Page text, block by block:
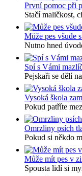
První pomoc při
Stačí maličkost,
Může pes všude
Nutno hned
Spí s Vámi
Pejskaři se dělí
Vysoká škola
Pokud patříte
Omrzliny psích
Pokud si někdo
Může mít pes v
Spousta lidí si